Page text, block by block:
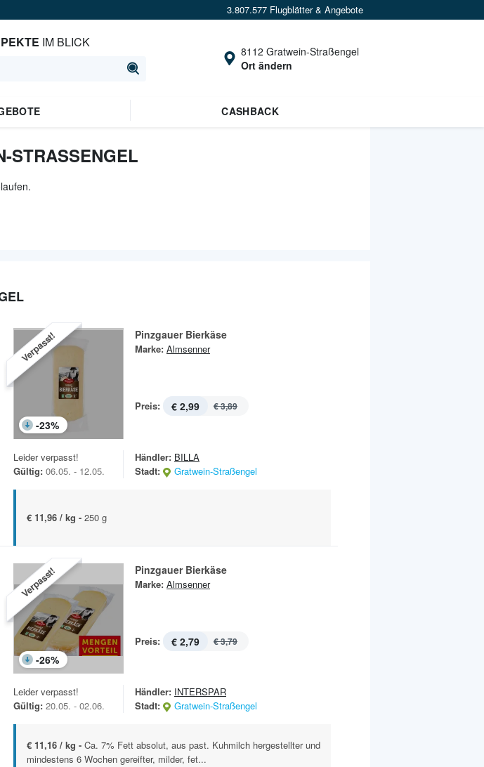
3.807.577 Flugblätter & Angebote
IM BLICK
8112 Gratwein-Straßengel
Ort ändern
CASHBACK
Verpasst!
-23%
Pinzgauer Bierkäse
Marke: Almsenner
Preis: € 2,99 € 3,89
Leider verpasst!
Gültig: 06.05. - 12.05.
Händler: BILLA
Stadt:
Gratwein-Straßengel
€ 11,96 / kg - 250 g
Verpasst!
-26%
Pinzgauer Bierkäse
Marke: Almsenner
Preis: € 2,79 € 3,79
Leider verpasst!
Gültig: 20.05. - 02.06.
Händler: INTERSPAR
Stadt:
Gratwein-Straßengel
€ 11,16 / kg - Ca. 7% Fett absolut, aus past. Kuhmilch hergestellter und
mindestens 6 Wochen gereifter, milder, fet...